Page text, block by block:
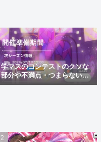
学マスのコンテストのクソな
部分や不満点・つまらない点
などを紹介。上位勢たちよく